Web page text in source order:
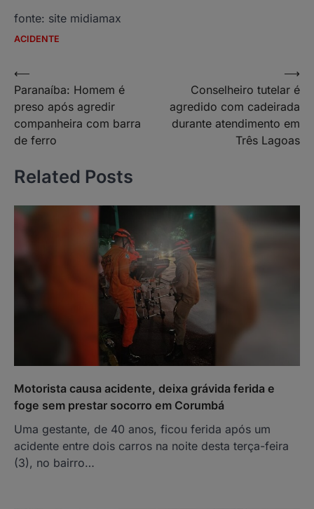
fonte: site midiamax
ACIDENTE
Navegação
de
Post
⟵
Paranaíba: Homem é
preso após agredir
companheira com barra
de ferro
Conselheiro tutelar é
agredido com cadeirada
durante atendimento em
Três Lagoas
⟶
Related Posts
Motorista causa acidente, deixa grávida ferida e
foge sem prestar socorro em Corumbá
Uma gestante, de 40 anos, ficou ferida após um
acidente entre dois carros na noite desta terça-feira
(3), no bairro…